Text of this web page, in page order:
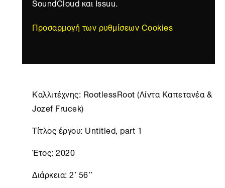
Προσαρμογή των ρυθμίσεων Cookies
Καλλιτέχνης: RootlessRoot (Λίντα Καπετανέα &
Jozef Frucek)
Tίτλος έργου: Untitled, part 1
Έτος: 2020
Διάρκεια: 2΄ 56΄΄